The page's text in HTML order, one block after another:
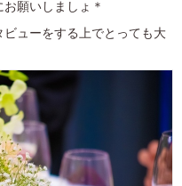
願いしましょ＊
ューをする上でとっても大